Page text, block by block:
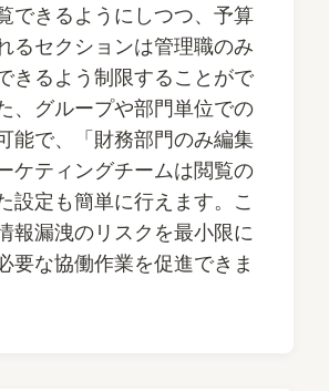
できるようにしつつ、予算
るセクションは管理職のみ
きるよう制限することがで
、グループや部門単位での
能で、「財務部門のみ編集
ケティングチームは閲覧の
設定も簡単に行えます。こ
報漏洩のリスクを最小限に
要な協働作業を促進できま